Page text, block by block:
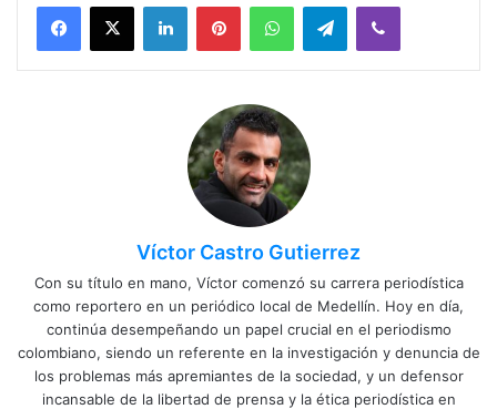
Facebook
X LinkedInPinterestWhatsAppTelegramViber
Víctor Castro Gutierrez
Con su título en mano, Víctor comenzó su carrera periodística
como reportero en un periódico local de Medellín. Hoy en día,
continúa desempeñando un papel crucial en el periodismo
colombiano, siendo un referente en la investigación y denuncia de
los problemas más apremiantes de la sociedad, y un defensor
incansable de la libertad de prensa y la ética periodística en